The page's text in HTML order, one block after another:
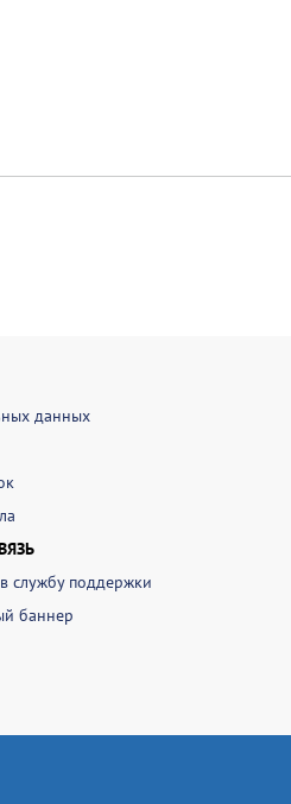
данных
службу поддержки
баннер